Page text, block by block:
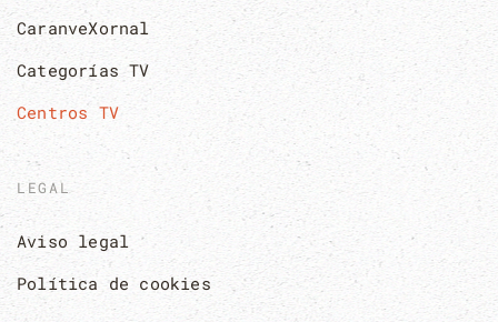
CaranveXornal
Categorías TV
Centros TV
LEGAL
Aviso legal
Política de cookies